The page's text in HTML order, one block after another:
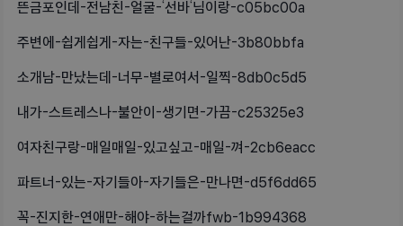
뜬금포인데-전남친-얼굴-‘선바‘님이랑-c05bc00a
주변에-쉽게쉽게-자는-친구들-있어난-3b80bbfa
소개남-만났는데-너무-별로여서-일찍-8db0c5d5
내가-스트레스나-불안이-생기면-가끔-c25325e3
여자친구랑-매일매일-있고싶고-매일-껴-2cb6eacc
파트너-있는-자기들아-자기들은-만나면-d5f6dd65
꼭-진지한-연애만-해야-하는걸까fwb-1b994368